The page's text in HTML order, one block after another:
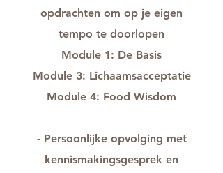
opdrachten om op je eigen
tempo te doorlopen
Module 1: De Basis
Module 3: Lichaamsacceptatie
Module 4: Food Wisdom
- Persoonlijke opvolging met
kennismakingsgesprek en